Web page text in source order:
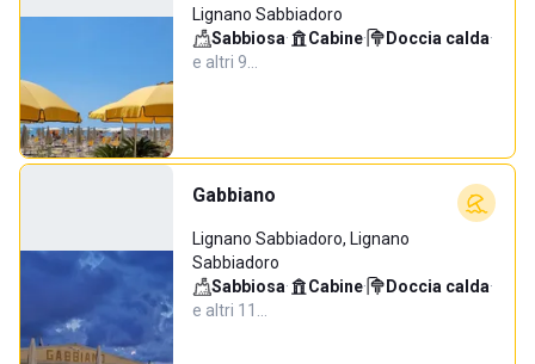
Lignano Sabbiadoro
Sabbiosa· Cabine· Doccia calda·
e altri 9…
Gabbiano
Lignano Sabbiadoro, Lignano
Sabbiadoro
Sabbiosa· Cabine· Doccia calda·
e altri 11…